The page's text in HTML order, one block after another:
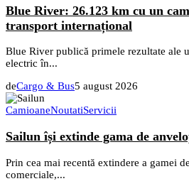
Blue River: 26.123 km cu un
transport internațional
Blue River publică primele rezultate ale
electric în...
deCargo & Bus5 august 2026
CamioaneNoutatiServicii
Sailun își extinde gama de
Prin cea mai recentă extindere a gamei
comerciale,...